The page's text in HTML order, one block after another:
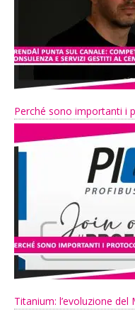
Perché sono importanti i
Titanium: l’evoluzione